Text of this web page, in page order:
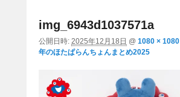
img_6943d1037571a
公開日時: 2025年12月18日 @ 1080 × 1080
年のほたぱらんちょんまとめ2025